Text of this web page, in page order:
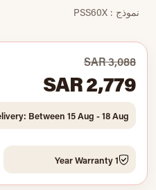
نموذج : PSS60X
SAR 3,088
SAR 2,779
Between 15 Aug - 18 Aug
1 Year Warranty